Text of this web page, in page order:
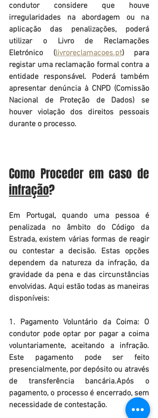
condutor considere que houve
irregularidades na abordagem ou na
aplicação das penalizações, poderá
utilizar o Livro de Reclamações
Eletrónico (livroreclamacoes.pt) para
registar uma reclamação formal contra a
entidade responsável. Poderá também
apresentar denúncia à CNPD (Comissão
Nacional de Proteção de Dados) se
houver violação dos direitos pessoais
durante o processo.
infração?
Em Portugal, quando uma pessoa é
penalizada no âmbito do Código da
Estrada, existem várias formas de reagir
ou contestar a decisão. Estas opções
dependem da natureza da infração, da
gravidade da pena e das circunstâncias
envolvidas. Aqui estão todas as maneiras
disponíveis:
1. Pagamento Voluntário da Coima: O
condutor pode optar por pagar a coima
voluntariamente, aceitando a infração.
Este pagamento pode ser feito
presencialmente, por depósito ou através
de transferência bancária.Após o
pagamento, o processo é encerrado, sem
necessidade de contestação.